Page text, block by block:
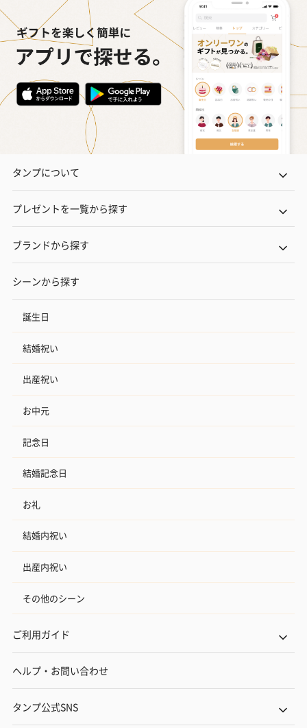
タンプについて
プレゼントを一覧から探す
ブランドから探す
シーンから探す
誕生日
結婚祝い
出産祝い
お中元
記念日
結婚記念日
お礼
結婚内祝い
出産内祝い
その他のシーン
ご利用ガイド
ヘルプ・お問い合わせ
タンプ公式SNS